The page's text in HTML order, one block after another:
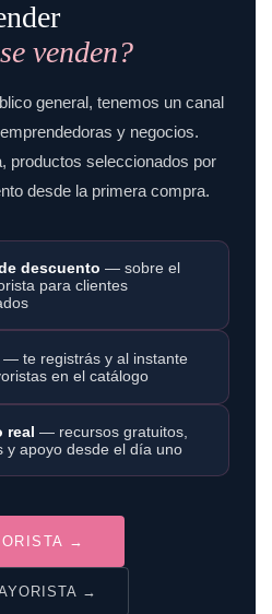
venden?
general, tenemos un canal
y negocios.
productos seleccionados por
desde la primera compra.
descuento — sobre el
para clientes
— te registrás y al instante
en el catálogo
real — recursos gratuitos,
y apoyo desde el día uno
→
→